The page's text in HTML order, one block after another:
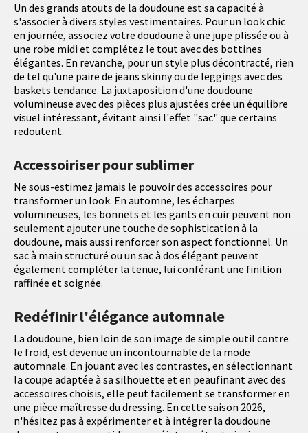
Un des grands atouts de la doudoune est sa capacité à
s'associer à divers styles vestimentaires. Pour un look chic
en journée, associez votre doudoune à une jupe plissée ou à
une robe midi et complétez le tout avec des bottines
élégantes. En revanche, pour un style plus décontracté, rien
de tel qu'une paire de jeans skinny ou de leggings avec des
baskets tendance. La juxtaposition d'une doudoune
volumineuse avec des pièces plus ajustées crée un équilibre
visuel intéressant, évitant ainsi l'effet "sac" que certains
redoutent.
Accessoiriser pour sublimer
Ne sous-estimez jamais le pouvoir des accessoires pour
transformer un look. En automne, les écharpes
volumineuses, les bonnets et les gants en cuir peuvent non
seulement ajouter une touche de sophistication à la
doudoune, mais aussi renforcer son aspect fonctionnel. Un
sac à main structuré ou un sac à dos élégant peuvent
également compléter la tenue, lui conférant une finition
raffinée et soignée.
Redéfinir l'élégance automnale
La doudoune, bien loin de son image de simple outil contre
le froid, est devenue un incontournable de la mode
automnale. En jouant avec les contrastes, en sélectionnant
la coupe adaptée à sa silhouette et en peaufinant avec des
accessoires choisis, elle peut facilement se transformer en
une pièce maîtresse du dressing. En cette saison 2026,
n'hésitez pas à expérimenter et à intégrer la doudoune